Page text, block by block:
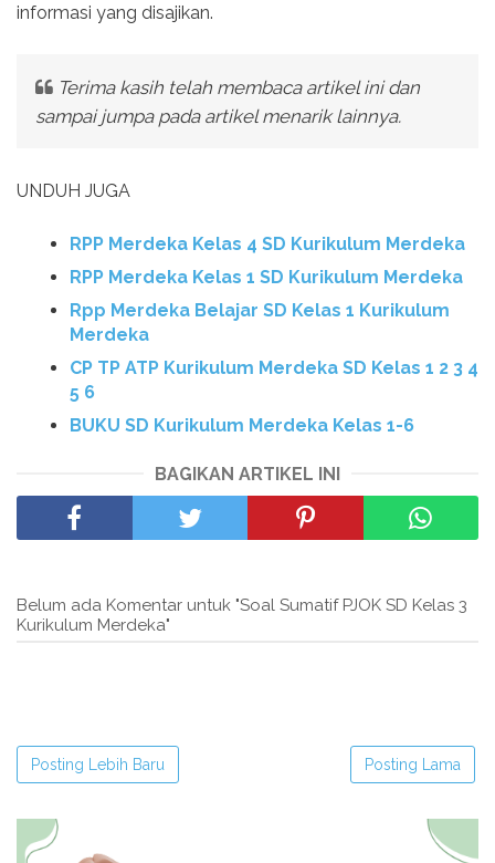
informasi yang disajikan.
Terima kasih telah membaca artikel ini dan
sampai jumpa pada artikel menarik lainnya.
UNDUH JUGA
RPP Merdeka Kelas 4 SD Kurikulum Merdeka
RPP Merdeka Kelas 1 SD Kurikulum Merdeka
Rpp Merdeka Belajar SD Kelas 1 Kurikulum
Merdeka
CP TP ATP Kurikulum Merdeka SD Kelas 1 2 3 4
5 6
BUKU SD Kurikulum Merdeka Kelas 1-6
BAGIKAN ARTIKEL INI
Belum ada Komentar untuk "Soal Sumatif PJOK SD Kelas 3
Kurikulum Merdeka"
Posting Lebih Baru Posting Lama